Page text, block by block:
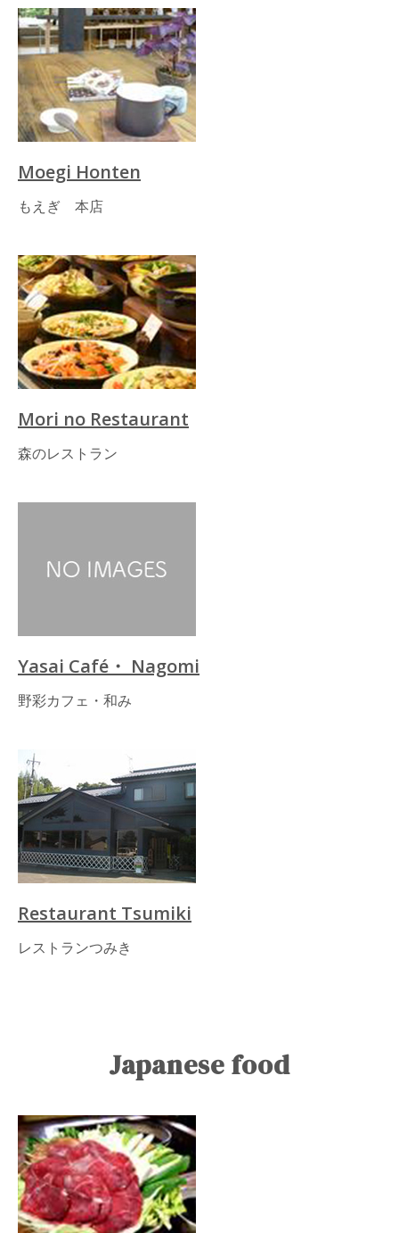
Moegi Honten
もえぎ 本店
Mori no Restaurant
森のレストラン
Yasai Café・ Nagomi
野彩カフェ・和み
Restaurant Tsumiki
レストランつみき
Japanese food